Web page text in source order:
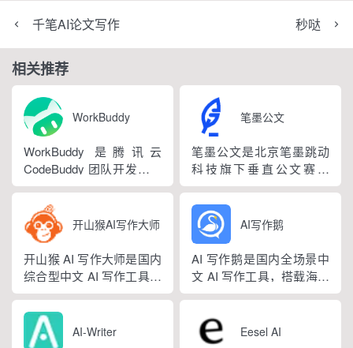
千笔AI论文写作 秒哒
相关推荐
WorkBuddy
WorkBuddy 是腾讯云
CodeBuddy 团队开发的全
场景职场 AI 智能体桌面工
作台，2026 年 3 月正式上
线，6 月推出企业版抖音
百科。区别于普通对话式
AI，它是可以直接操作电
脑本地授权文件的 AI 助
手，用户用自然语言下...
笔墨公文
笔墨公文是北京笔墨跳动
科技旗下垂直公文赛道
AIGC 创作平台，深耕体
制公文专业场景，依托海
量标准公文语料训练专属
大模型。平台整合 AI 公文
生成、全维度智能校对、
范文库、实时更新素材
库、标准化公文模板五大
撰写、文稿合...
开山猴AI写作大师
开山猴 AI 写作大师是国内
综合型中文 AI 写作工具，
融合二十年专业内容创作
方法论与自研大模型算
法，大幅降低 AI 使用门
AI写作鹅
AI 写作鹅是国内全场景中
文 AI 写作工具，搭载海量
细分写作模板，覆盖办公
视频、新媒体、文学创
AI-Writer Eesel AI